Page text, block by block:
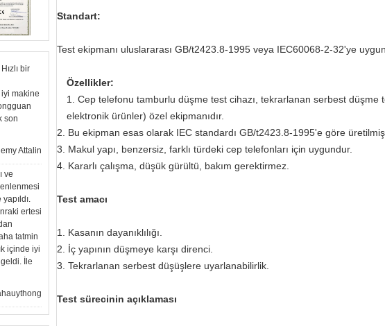
bir
makine
son
Attalin
ve
ertesi
tatmin
içinde iyi
İle
Standart:
Test ekipmanı uluslararası GB/t2423.8-1995 veya IEC60068-2-32'ye
Özellikler:
1. Cep telefonu tamburlu düşme test cihazı, tekrarlanan serbest
elektronik ürünler) özel ekipmanıdır.
2. Bu ekipman esas olarak IEC standardı GB/t2423.8-1995'e göre
3. Makul yapı, benzersiz, farklı türdeki cep telefonları için uygundur.
4. Kararlı çalışma, düşük gürültü, bakım gerektirmez.
Test amacı
1. Kasanın dayanıklılığı.
2. İç yapının düşmeye karşı direnci.
3. Tekrarlanan serbest düşüşlere uyarlanabilirlik.
Test sürecinin açıklaması